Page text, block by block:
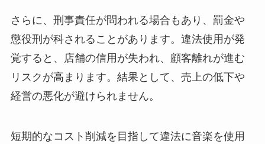
さらに、刑事責任が問われる場合もあり、罰金や
懲役刑が科されることがあります。違法使用が発
覚すると、店舗の信用が失われ、顧客離れが進む
リスクが高まります。結果として、売上の低下や
経営の悪化が避けられません。
短期的なコスト削減を目指して違法に音楽を使用